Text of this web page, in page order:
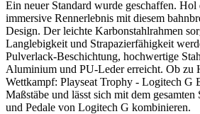
Ein neuer Standard wurde geschaffen.
immersive Rennerlebnis mit diesem
Design. Der leichte Karbonstahlrahmen
Langlebigkeit und Strapazierfähigkeit
Pulverlack-Beschichtung, hochwertige
Aluminium und PU-Leder erreicht. Ob zu
Wettkampf: Playseat Trophy - Logitech G
Maßstäbe und lässt sich mit dem
und Pedale von Logitech G kombinieren.